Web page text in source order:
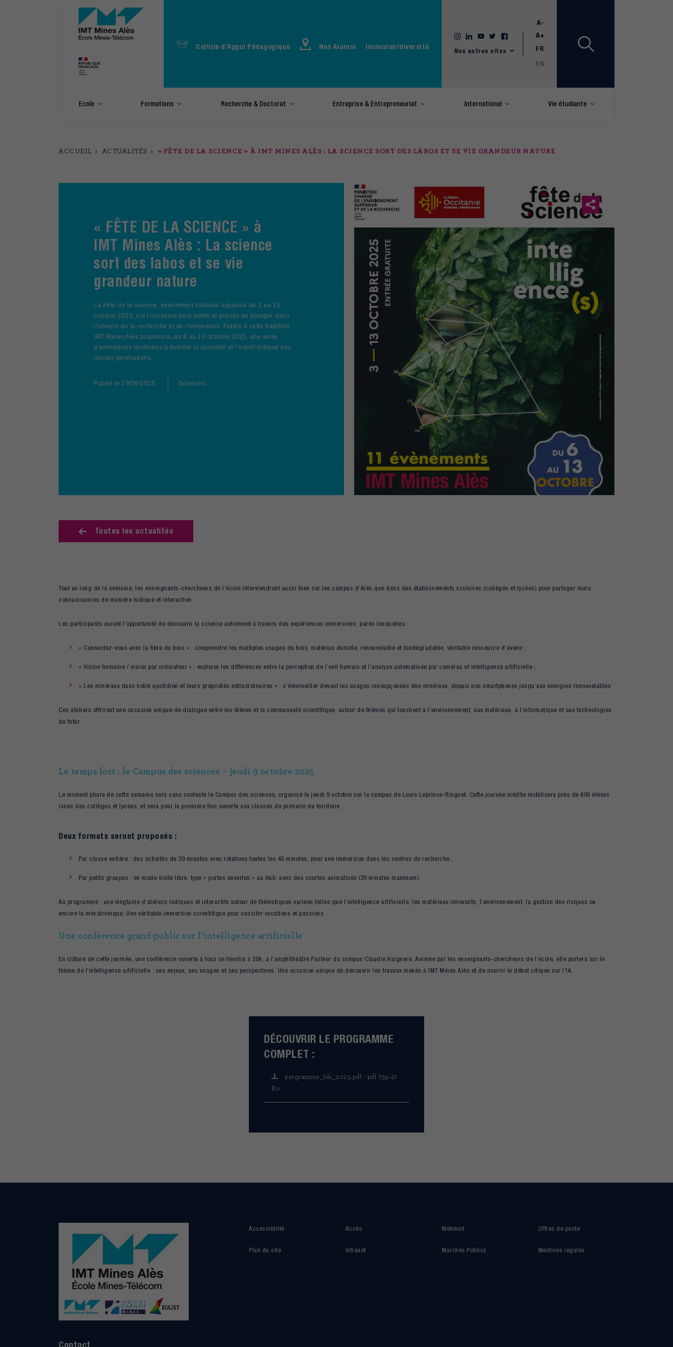
Cellule d’Appui Pédagogique Nos Alumni Inclusion/diversité
Nos autres sites
A-
A+
FR
EN
Ecole Formations Recherche & Doctorat Entreprise & Entrepreneuriat International Vie étudiante
ACCUEIL ACTUALITÉS « FÊTE DE LA SCIENCE » À IMT MINES ALÈS : LA SCIENCE SORT DES LABOS ET SE VIE GRANDEUR NATURE
« FÊTE DE LA SCIENCE » à
IMT Mines Alès : La science
sort des labos et se vie
grandeur nature
La Fête de la science, événement national organisé du 3 au 13
octobre 2025, est l’occasion pour petits et grands de plonger dans
l’univers de la recherche et de l’innovation. Fidèle à cette tradition,
IMT Mines Alès proposera, du 6 au 10 octobre 2025, une série
d’animations destinées à éveiller la curiosité et l’esprit critique des
jeunes générations.
Publié le 19/09/2025 Sciences
Toutes les actualités
Tout au long de la semaine, les enseignants-chercheurs de l’école interviendront aussi bien sur les campus d’Alès que dans des établissements scolaires (collèges et lycées) pour partager leurs
connaissances de manière ludique et interactive.
Les participants auront l’opportunité de découvrir la science autrement à travers des expériences immersives, parmi lesquelles :
« Connectez-vous avec la fibre du bois » : comprendre les multiples usages du bois, matériau durable, renouvelable et biodégradable, véritable ressource d’avenir ;
« Vision humaine / vision par ordinateur » : explorer les différences entre la perception de l’oeil humain et l’analyse automatisée par caméras et intelligence artificielle ;
« Les minéraux dans notre quotidien et leurs propriétés extraordinaires » : s’émerveiller devant les usages insoupçonnés des minéraux, depuis nos smartphones jusqu’aux énergies renouvelables
Ces ateliers offriront une occasion unique de dialogue entre les élèves et la communauté scientifique, autour de thèmes qui touchent à l’environnement, aux matériaux, à l’informatique et aux technologies
du futur.
Le temps fort : le Campus des sciences – jeudi 9 octobre 2025
Le moment phare de cette semaine sera sans conteste le Campus des sciences, organisé le jeudi 9 octobre sur le campus de Louis Leprince-Ringuet. Cette journée inédite mobilisera près de 600 élèves
issus des collèges et lycées, et sera pour la première fois ouverte aux classes de primaire du territoire.
Deux formats seront proposés :
Par classe entière : des activités de 30 minutes avec rotations toutes les 45 minutes, pour une immersion dans les centres de recherche ;
Par petits groupes : en mode visite libre, type « portes ouvertes » au Hub, avec des courtes animations (20 minutes maximum).
Au programme : une vingtaine d’ateliers ludiques et interactifs autour de thématiques variées telles que l’intelligence artificielle, les matériaux innovants, l’environnement, la gestion des risques ou
encore la mécatronique. Une véritable immersion scientifique pour susciter vocations et passions.
Une conférence grand public sur l’intelligence artificielle
En clôture de cette journée, une conférence ouverte à tous se tiendra à 20h, à l’amphithéâtre Pasteur du campus Claudie Haigneré. Animée par les enseignants-chercheurs de l’école, elle portera sur le
thème de l’intelligence artificielle : ses enjeux, ses usages et ses perspectives. Une occasion unique de découvrir les travaux menés à IMT Mines Alès et de nourrir le débat citoyen sur l’IA.
DÉCOUVRIR LE PROGRAMME
COMPLET :
programme_fds_2025.pdf - pdf 759.47
Ko
Contact
Accessibilité
Plan du site
Accès
Intranet
Webmail
Marchés Publics
Offres de poste
Mentions légales